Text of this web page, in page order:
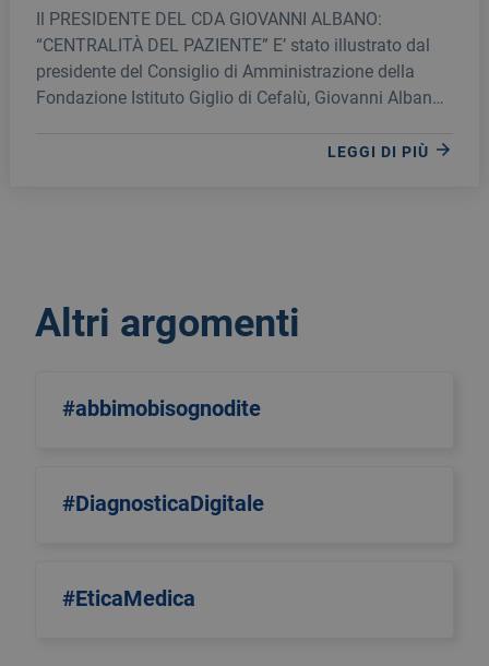
Il PRESIDENTE DEL CDA GIOVANNI ALBANO:
“CENTRALITÀ DEL PAZIENTE” E’ stato illustrato dal
presidente del Consiglio di Amministrazione della
Fondazione Istituto Giglio di Cefalù, Giovanni Albano,
di prenotazioni online messo a punto dall’ospedale
LEGGI DI PIÙ
Altri argomenti
#abbimobisognodite
#DiagnosticaDigitale
#EticaMedica